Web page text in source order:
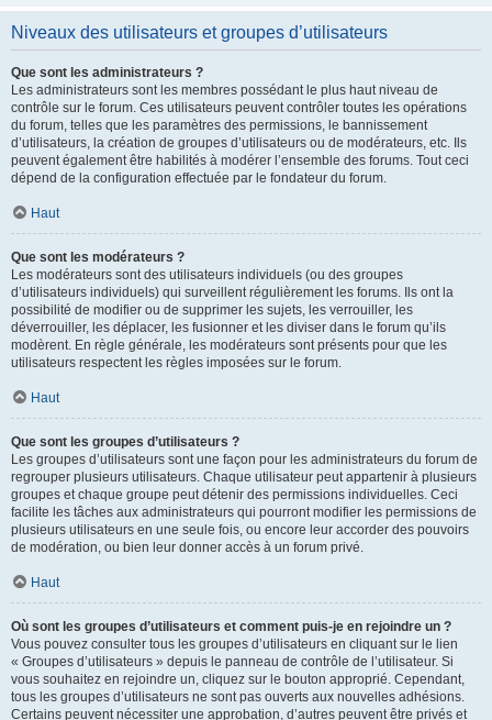
Niveaux des utilisateurs et groupes d’utilisateurs
Que sont les administrateurs ?
Les administrateurs sont les membres possédant le plus haut niveau de
contrôle sur le forum. Ces utilisateurs peuvent contrôler toutes les opérations
du forum, telles que les paramètres des permissions, le bannissement
d’utilisateurs, la création de groupes d’utilisateurs ou de modérateurs, etc. Ils
peuvent également être habilités à modérer l’ensemble des forums. Tout ceci
dépend de la configuration effectuée par le fondateur du forum.
Haut
Que sont les modérateurs ?
Les modérateurs sont des utilisateurs individuels (ou des groupes
d’utilisateurs individuels) qui surveillent régulièrement les forums. Ils ont la
possibilité de modifier ou de supprimer les sujets, les verrouiller, les
déverrouiller, les déplacer, les fusionner et les diviser dans le forum qu’ils
modèrent. En règle générale, les modérateurs sont présents pour que les
utilisateurs respectent les règles imposées sur le forum.
Haut
Que sont les groupes d’utilisateurs ?
Les groupes d’utilisateurs sont une façon pour les administrateurs du forum de
regrouper plusieurs utilisateurs. Chaque utilisateur peut appartenir à plusieurs
groupes et chaque groupe peut détenir des permissions individuelles. Ceci
facilite les tâches aux administrateurs qui pourront modifier les permissions de
plusieurs utilisateurs en une seule fois, ou encore leur accorder des pouvoirs
de modération, ou bien leur donner accès à un forum privé.
Haut
Où sont les groupes d’utilisateurs et comment puis-je en rejoindre un ?
Vous pouvez consulter tous les groupes d’utilisateurs en cliquant sur le lien
« Groupes d’utilisateurs » depuis le panneau de contrôle de l’utilisateur. Si
vous souhaitez en rejoindre un, cliquez sur le bouton approprié. Cependant,
tous les groupes d’utilisateurs ne sont pas ouverts aux nouvelles adhésions.
Certains peuvent nécessiter une approbation, d’autres peuvent être privés et